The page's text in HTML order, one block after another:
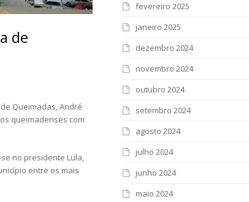
de
Queimadas, André
queimadenses com
no presidente Lula,
entre os mais
fevereiro 2025
janeiro 2025
dezembro 2024
novembro 2024
outubro 2024
setembro 2024
agosto 2024
julho 2024
junho 2024
maio 2024